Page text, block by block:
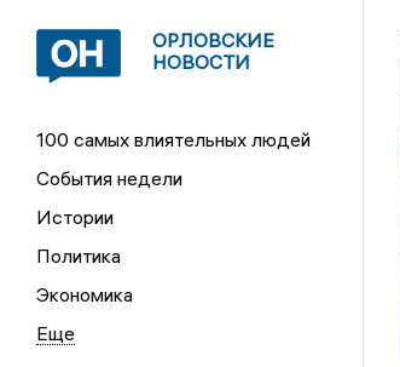
ОРЛОВСКИЕ
НОВОСТИ
100 самых влиятельных людей
События недели
Истории
Политика
Экономика